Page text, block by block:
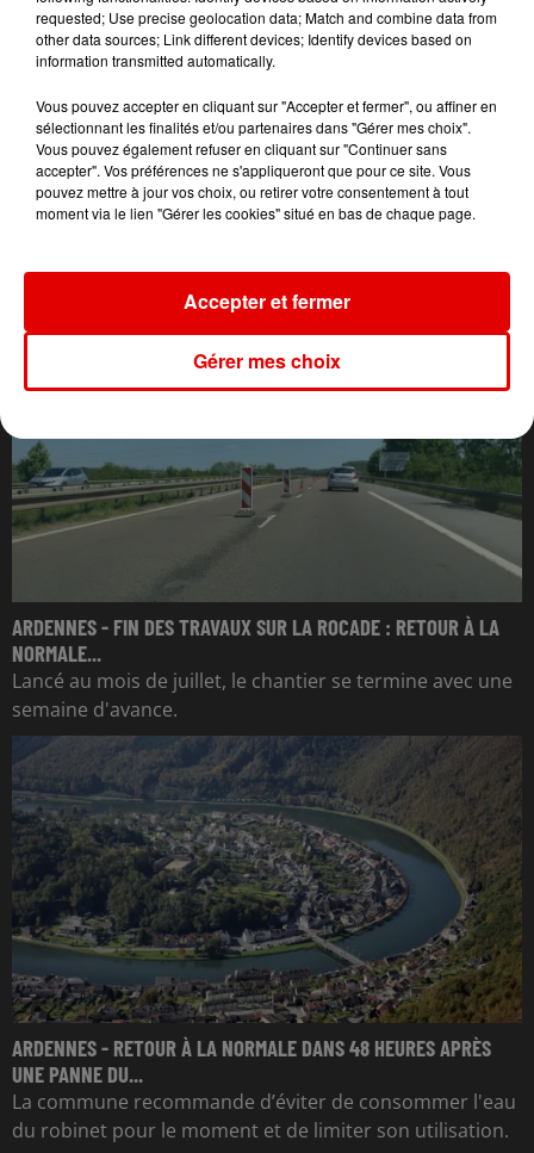
ARDENNES - FIN DES TRAVAUX SUR LA ROCADE : RETOUR À LA
NORMALE...
Lancé au mois de juillet, le chantier se termine avec une
semaine d'avance.
ARDENNES - RETOUR À LA NORMALE DANS 48 HEURES APRÈS
UNE PANNE DU...
La commune recommande d’éviter de consommer l'eau
du robinet pour le moment et de limiter son utilisation.
requested; Use precise geolocation data; Match and combine data from
other data sources; Link different devices; Identify devices based on
information transmitted automatically.
Vous pouvez accepter en cliquant sur "Accepter et fermer", ou affiner en
sélectionnant les finalités et/ou partenaires dans "Gérer mes choix".
Vous pouvez également refuser en cliquant sur "Continuer sans
accepter". Vos préférences ne s'appliqueront que pour ce site. Vous
pouvez mettre à jour vos choix, ou retirer votre consentement à tout
moment via le lien "Gérer les cookies" situé en bas de chaque page.
Gérer mes choix
Accepter et fermer